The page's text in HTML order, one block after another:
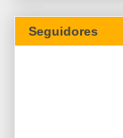
Seguidores